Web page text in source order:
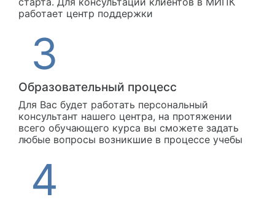
работает центр поддержки
Образовательный процесс
Для Вас будет работать персональный
консультант нашего центра, на протяжении
всего обучающего курса вы сможете задать
любые вопросы возникшие в процессе учебы